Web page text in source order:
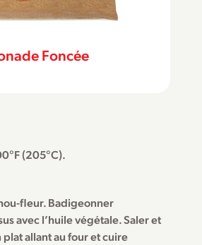
Foncée
(205°C).
fleur. Badigeonner
avec l’huile végétale. Saler et
allant au four et cuire